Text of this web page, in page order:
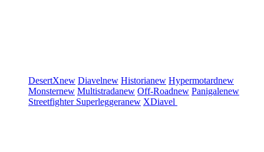
DesertXnew Diavelnew Historianew Hypermotardnew
Monsternew Multistradanew Off-Roadnew Panigalenew
Streetfighter Superleggeranew XDiavel